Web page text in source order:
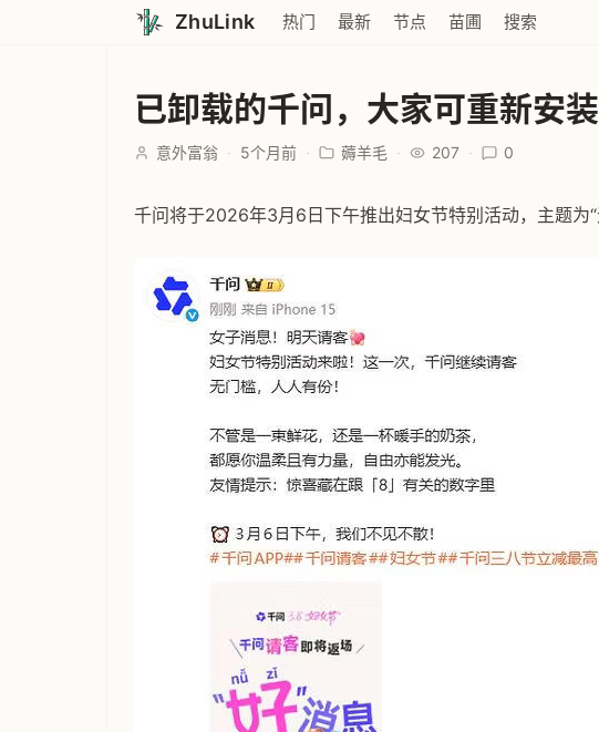
ZhuLink 热门 最新 节点 苗圃 搜索
已卸载的千问，大家可重新安
意外富翁 · 5个月前 · 薅羊毛 · 207 · 0
千问将于2026年3月6日下午推出妇女节特别活动，主题为“